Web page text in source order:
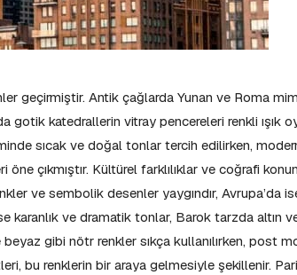
geçirmiştir. Antik çağlarda Yunan ve Roma
katedrallerin vitray pencereleri renkli ışık
sıcak ve doğal tonlar tercih edilirken,
çıkmıştır. Kültürel farklılıklar ve coğrafi
ve sembolik desenler yaygındır, Avrupa’da
ve dramatik tonlar, Barok tarzda altın
gibi nötr renkler sıkça kullanılırken, post
bu renklerin bir araya gelmesiyle şekillenir.